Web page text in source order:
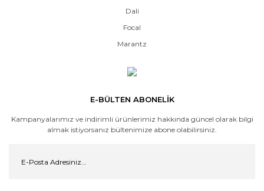
Dali
Focal
Marantz
E-BÜLTEN ABONELİK
Kampanyalarımız ve indirimli ürünlerimiz hakkında güncel olarak bilgi
almak istiyorsanız bültenimize abone olabilirsiniz.